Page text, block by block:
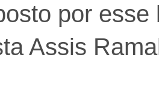
por esse
Assis